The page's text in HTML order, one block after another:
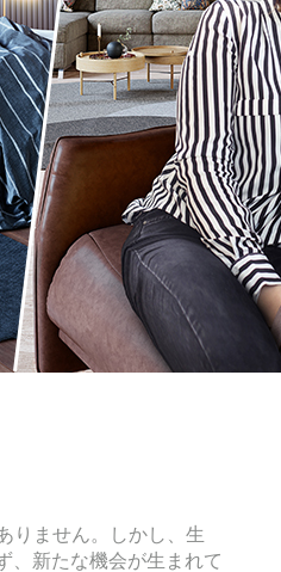
りません。しかし、生
、新たな機会が生まれて